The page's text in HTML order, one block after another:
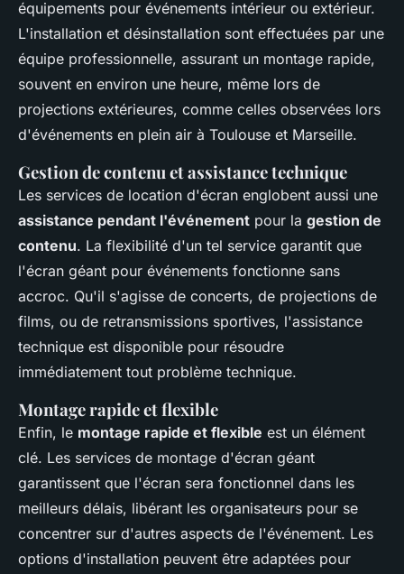
équipements pour événements intérieur ou extérieur.
L'installation et désinstallation sont effectuées par une
équipe professionnelle, assurant un montage rapide,
souvent en environ une heure, même lors de
projections extérieures, comme celles observées lors
d'événements en plein air à Toulouse et Marseille.
Gestion de contenu et assistance technique
Les services de location d'écran englobent aussi une
assistance pendant l'événement pour la gestion de
contenu. La flexibilité d'un tel service garantit que
l'écran géant pour événements fonctionne sans
accroc. Qu'il s'agisse de concerts, de projections de
films, ou de retransmissions sportives, l'assistance
technique est disponible pour résoudre
immédiatement tout problème technique.
Montage rapide et flexible
Enfin, le montage rapide et flexible est un élément
clé. Les services de montage d'écran géant
garantissent que l'écran sera fonctionnel dans les
meilleurs délais, libérant les organisateurs pour se
concentrer sur d'autres aspects de l'événement. Les
options d'installation peuvent être adaptées pour